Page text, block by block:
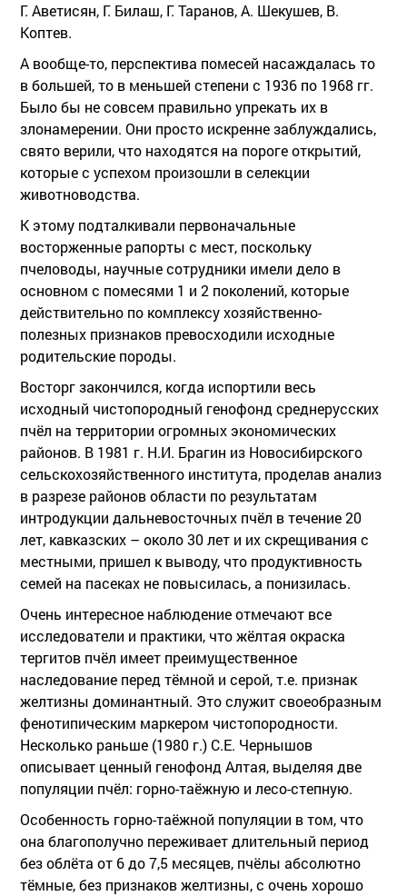
Г. Аветисян, Г. Билаш, Г. Таранов, А. Шекушев, В.
Коптев.
А вообще-то, перспектива помесей насаждалась то
в большей, то в меньшей степени с 1936 по 1968 гг.
Было бы не совсем правильно упрекать их в
злонамерении. Они просто искренне заблуждались,
свято верили, что находятся на пороге открытий,
которые с успехом произошли в селекции
животноводства.
К этому подталкивали первоначальные
восторженные рапорты с мест, поскольку
пчеловоды, научные сотрудники имели дело в
основном с помесями 1 и 2 поколений, которые
действительно по комплексу хозяйственно-
полезных признаков превосходили исходные
родительские породы.
Восторг закончился, когда испортили весь
исходный чистопородный генофонд среднерусских
пчёл на территории огромных экономических
районов. В 1981 г. Н.И. Брагин из Новосибирского
сельскохозяйственного института, проделав анализ
в разрезе районов области по результатам
интродукции дальневосточных пчёл в течение 20
лет, кавказских – около 30 лет и их скрещивания с
местными, пришел к выводу, что продуктивность
семей на пасеках не повысилась, а понизилась.
Очень интересное наблюдение отмечают все
исследователи и практики, что жёлтая окраска
тергитов пчёл имеет преимущественное
наследование перед тёмной и серой, т.е. признак
желтизны доминантный. Это служит своеобразным
фенотипическим маркером чистопородности.
Несколько раньше (1980 г.) С.Е. Чернышов
описывает ценный генофонд Алтая, выделяя две
популяции пчёл: горно-таёжную и лесо-степную.
Особенность горно-таёжной популяции в том, что
она благополучно переживает длительный период
без облёта от 6 до 7,5 месяцев, пчёлы абсолютно
тёмные, без признаков желтизны, с очень хорошо